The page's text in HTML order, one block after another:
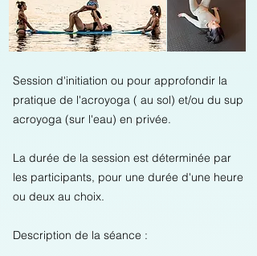
Session d'initiation ou pour approfondir la
pratique de l'acroyoga ( au sol) et/ou du sup
acroyoga (sur l'eau) en privée.
La durée de la session est déterminée par
les participants, pour une durée d'une heure
ou deux au choix.
Description de la séance :